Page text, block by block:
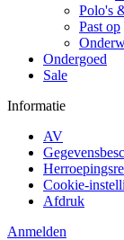
Polo's
Past op
Ondergoed
Sale
Informatie
AV
Cookie-
Afdruk
Anmelden